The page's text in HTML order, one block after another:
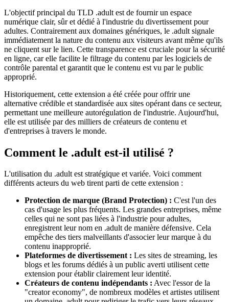
L'objectif principal du TLD .adult est de fournir un espace
numérique clair, sûr et dédié à l'industrie du divertissement pour
adultes. Contrairement aux domaines génériques, le .adult signale
immédiatement la nature du contenu aux visiteurs avant même qu'ils
ne cliquent sur le lien. Cette transparence est cruciale pour la sécurité
en ligne, car elle facilite le filtrage du contenu par les logiciels de
contrôle parental et garantit que le contenu est vu par le public
approprié.
Historiquement, cette extension a été créée pour offrir une
alternative crédible et standardisée aux sites opérant dans ce secteur,
permettant une meilleure autorégulation de l'industrie. Aujourd'hui,
elle est utilisée par des milliers de créateurs de contenu et
d'entreprises à travers le monde.
Comment le .adult est-il utilisé ?
L'utilisation du .adult est stratégique et variée. Voici comment
différents acteurs du web tirent parti de cette extension :
Protection de marque (Brand Protection) : C'est l'un des
cas d'usage les plus fréquents. Les grandes entreprises, même
celles qui ne sont pas liées à l'industrie pour adultes,
enregistrent leur nom en .adult de manière défensive. Cela
empêche des tiers malveillants d'associer leur marque à du
contenu inapproprié.
Plateformes de divertissement : Les sites de streaming, les
blogs et les forums dédiés à un public averti utilisent cette
extension pour établir clairement leur identité.
Créateurs de contenu indépendants : Avec l'essor de la
"creator economy", de nombreux modèles et artistes utilisent